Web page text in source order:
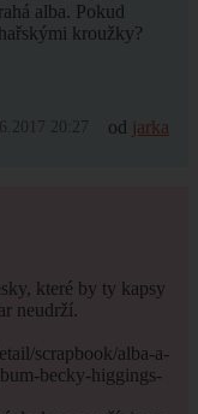
alba. Pokud
kroužky?
20:27 od jarka
které by ty kapsy
neudrží.
scrapbook/alba-a-
becky-higgings-